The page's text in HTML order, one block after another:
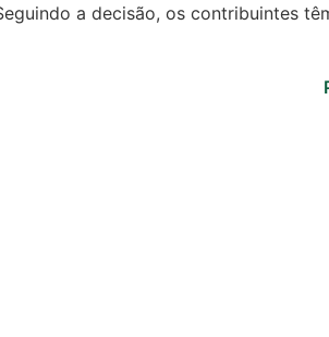
a decisão, os contribuintes